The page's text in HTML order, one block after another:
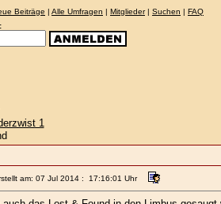
Beiträge | Alle Umfragen | Mitglieder| Suchen | FAQ
1
am: 07 Jul 2014 : 17:16:01 Uhr